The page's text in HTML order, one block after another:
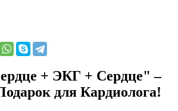
+ ЭКГ + Сердце" –
для Кардиолога!